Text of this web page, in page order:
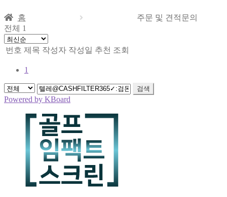
홈
주문 및 견적문의
전체 1
번호 제목 작성자 작성일 추천 조회
1
검색
Powered by KBoard